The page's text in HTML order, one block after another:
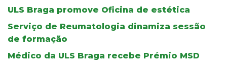
ULS Braga promove Oficina de estética
Serviço de Reumatologia dinamiza sessão
de formação
Médico da ULS Braga recebe Prémio MSD